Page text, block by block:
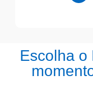
Escolha o